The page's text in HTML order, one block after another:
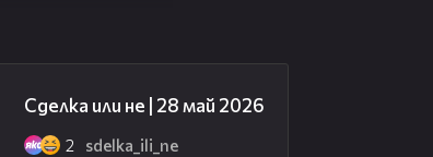
Сделка или не | 28 май 2026
2 sdelka_ili_ne